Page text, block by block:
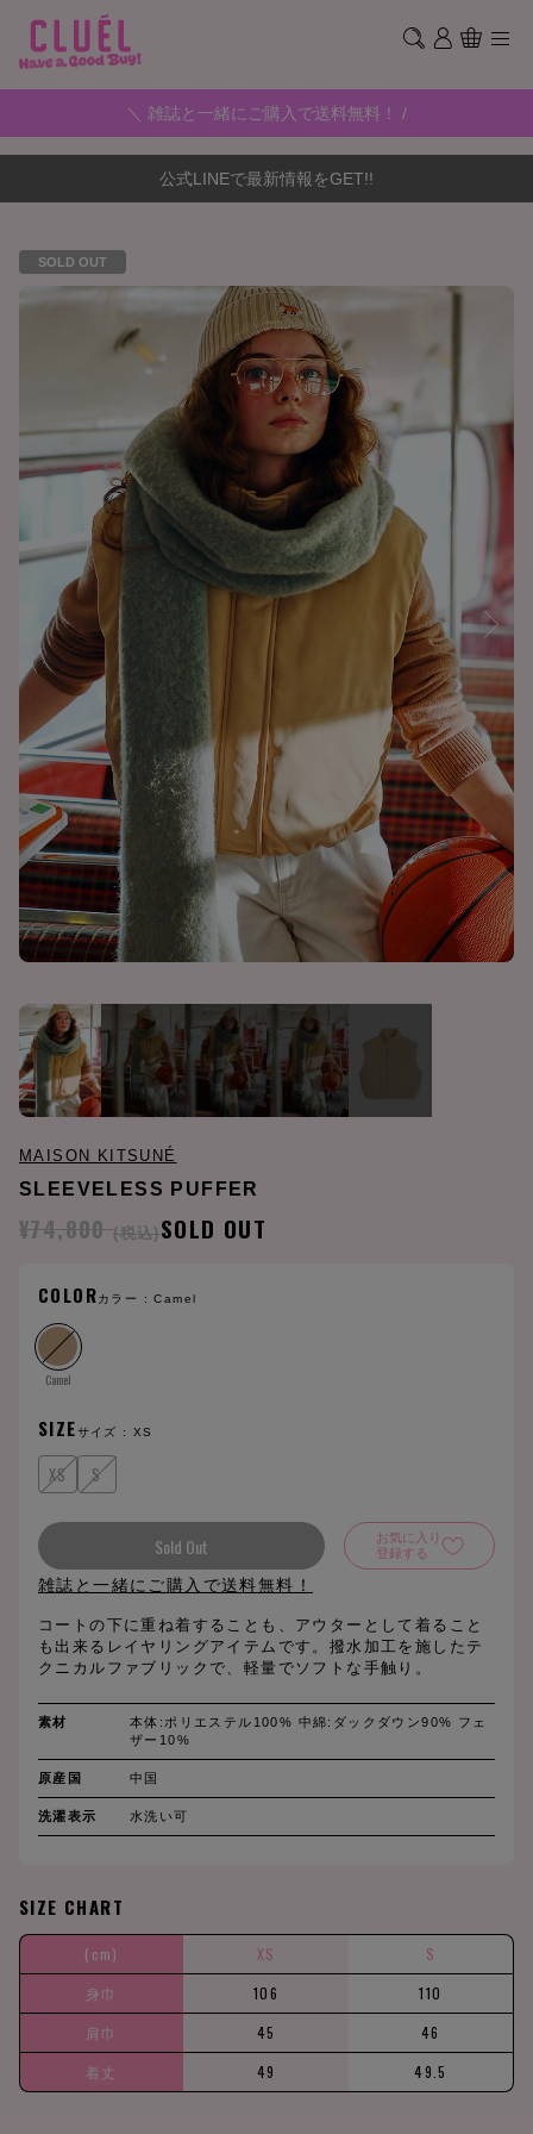
＼ 雑誌と一緒にご購入で送料無料！ /
公式LINEで最新情報をGET!!
SOLD OUT
MAISON KITSUNÉ
SLEEVELESS PUFFER
¥74,800 (税込)SOLD OUT
COLORカラー :Camel
Camel
SIZEサイズ :XS
XS S
Sold Out
お気に入り
登録する
雑誌と一緒にご購入で送料無料！
コートの下に重ね着することも、アウターとして着ること
も出来るレイヤリングアイテムです。撥水加工を施したテ
クニカルファブリックで、軽量でソフトな手触り。
素材
本体:ポリエステル100% 中綿:ダックダウン90% フェ
ザー10%
原産国 中国
洗濯表示 水洗い可
SIZE CHART
(cm) XS
S
身巾
106
110
肩巾
45
46
着丈
49 49.5